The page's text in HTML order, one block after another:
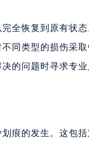
全恢复到原有状
同类型的损伤采
的问题时寻求专业
痕的发生。这包